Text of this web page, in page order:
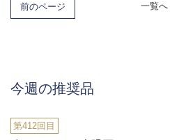
前のページ 一覧へ
今週の推奨品
第412回目